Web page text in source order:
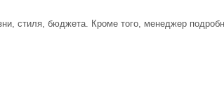
стиля, бюджета. Кроме того, менеджер